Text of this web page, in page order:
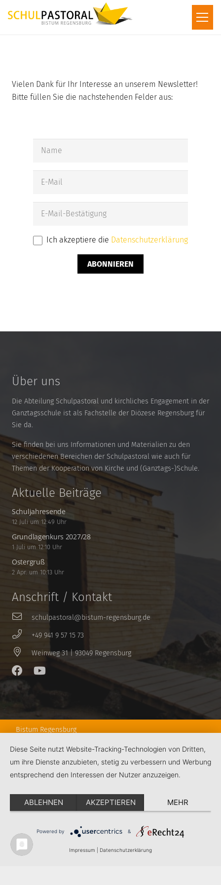
Vielen Dank für Ihr Interesse an unserem Newsletter!
Bitte füllen Sie die nachstehenden Felder aus:
Ich akzeptiere die Datenschutzerklärung
ABONNIEREN
Über uns
Die Abteilung Schulpastoral und kirchliches Engagement in der
Ganztagsschule ist als Fachstelle der Diözese Regensburg für
Sie da.
Sie finden bei uns Informationen und Materialien zu den
verschiedenen Bereichen der Schulpastoral wie auch für
Themen der Kooperation von Kirche und (Ganztags-)Schule.
Aktuelle Beiträge
Schuljahresende
12 Juli um 12:49 Uhr
Grundlagenkurs 2027/28
1 Juli um 12:10 Uhr
Ostergruß
2 Apr. um 10:13 Uhr
Anschrift / Kontakt
schulpastoral@bistum-regensburg.de
+49 941 9 57 15 73
Weinweg 31 | 93049 Regensburg
Bistum Regensburg
Schulstiftung
KJF Regensburg
Impressum
Datenschutz
Diese Seite nutzt Website-Tracking-Technologien von Dritten,
um ihre Dienste anzubieten, stetig zu verbessern und Werbung
entsprechend den Interessen der Nutzer anzuzeigen.
ABLEHNEN AKZEPTIEREN MEHR
Powered by &
Impressum Datenschutzerklärung